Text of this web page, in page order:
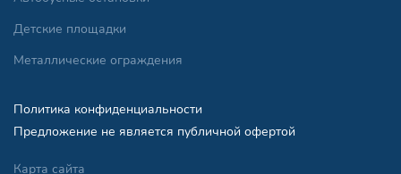
Детские площадки
Металлические ограждения
Политика конфиденциальности
Предложение не является публичной офертой
Карта сайта